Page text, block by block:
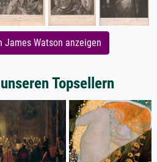
James Watson anzeigen
Topsellern